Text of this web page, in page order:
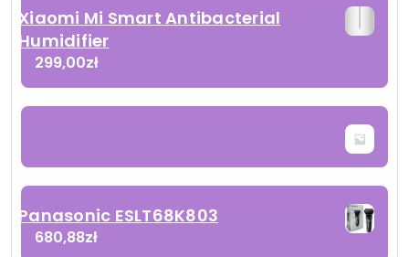
Xiaomi Mi Smart Antibacterial
Humidifier
299,00zł
Panasonic ESLT68K803
680,88zł